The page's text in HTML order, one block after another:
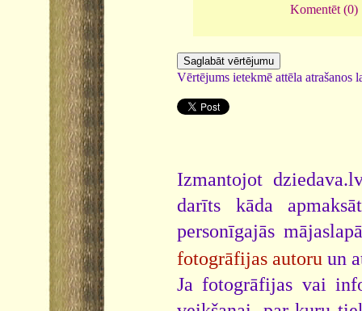
Komentēt (0)
Vērtējums ietekmē attēla atrašanos
Izmantojot
darīts kāda
personīgajās
fotogrāfijas autoru un
Ja fotogrāfijas vai